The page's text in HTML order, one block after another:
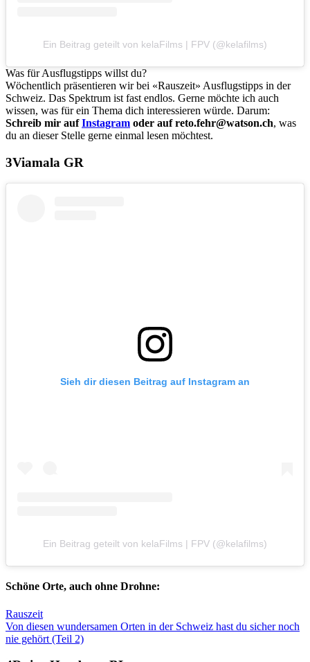
Ein Beitrag geteilt von kelaFilms | FPV (@kelafilms)
Was für Ausflugstipps willst du?
Wöchentlich präsentieren wir bei «Rauszeit» Ausflugstipps in der
Schweiz. Das Spektrum ist fast endlos. Gerne möchte ich auch
wissen, was für ein Thema dich interessieren würde. Darum:
Schreib mir aufInstagram oder auf reto.fehr@watson.ch, was
du an dieser Stelle gerne einmal lesen möchtest.
Viamala GR
Sieh dir diesen Beitrag auf Instagram an
Ein Beitrag geteilt von kelaFilms | FPV (@kelafilms)
Schöne Orte, auch ohne Drohne:
Rauszeit
Von diesen wundersamen Orten in der Schweiz hast du sicher noch
nie gehört (Teil 2)